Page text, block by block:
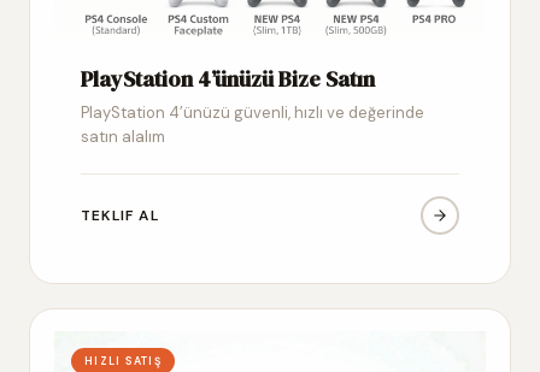
PlayStation 4’ünüzü Bize Satın
PlayStation 4’ünüzü güvenli, hızlı ve değerinde
satın alalım
TEKLIF AL
HIZLI SATIŞ